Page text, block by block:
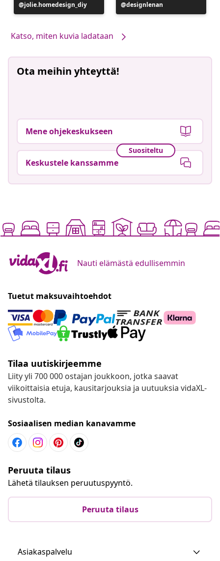
Julkaissut
jolie.homedesign_diy Julkaissut
designlenan
Katso, miten kuvia ladataan
Ota meihin yhteyttä!
Mene ohjekeskukseen
Suositeltu
Keskustele kanssamme
Nauti elämästä edullisemmin
Tuetut maksuvaihtoehdot
Tilaa uutiskirjeemme
Liity yli 700 000 ostajan joukkoon, jotka saavat
viikoittaisia etuja, kausitarjouksia ja uutuuksia vidaXL-
sivustolta.
Sosiaalisen median kanavamme
Peruuta tilaus
Lähetä tilauksen peruutuspyyntö.
Peruuta tilaus
Asiakaspalvelu